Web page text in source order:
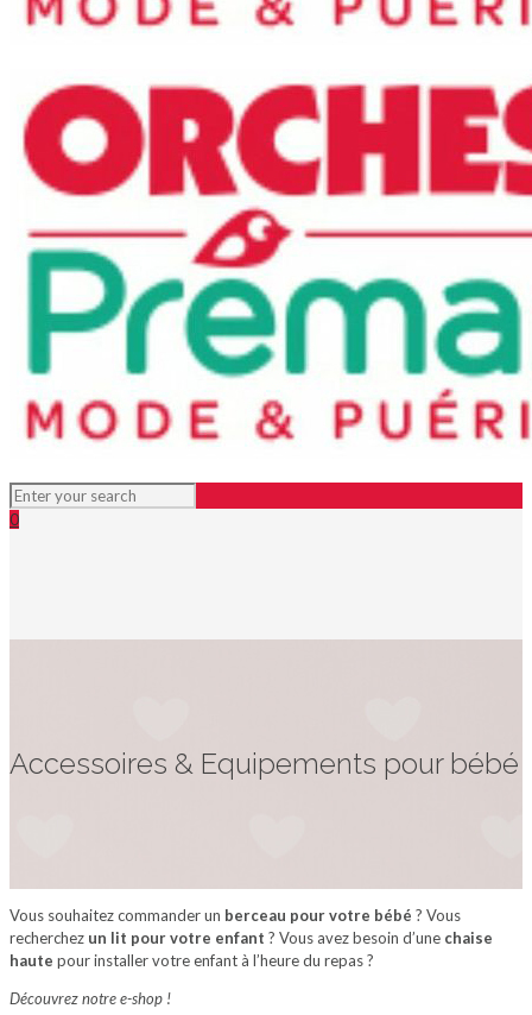
0
Accessoires & Equipements pour bébé
Vous souhaitez commander un berceau pour votre bébé ? Vous
recherchez un lit pour votre enfant ? Vous avez besoin d’une chaise
haute pour installer votre enfant à l’heure du repas ?
Découvrez notre e-shop !